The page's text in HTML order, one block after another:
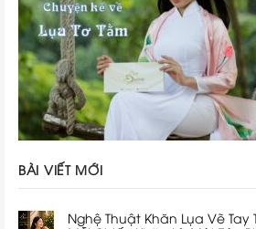
BÀI VIẾT MỚI
Nghệ Thuật Khăn Lụa Vẽ Tay